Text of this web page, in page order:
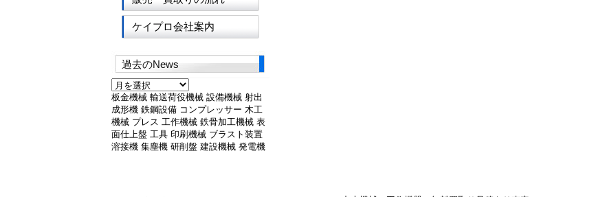
ケイプロ会社案内
過去のNews
過
去
の
News
板金機械 輸送荷役機械 設備機械 射出
成形機 鉄鋼設備 コンプレッサー 木工
機械 プレス 工作機械 鉄骨加工機械 表
面仕上盤 工具 印刷機械 ブラスト装置
溶接機 集塵機 研削盤 建設機械 発電機